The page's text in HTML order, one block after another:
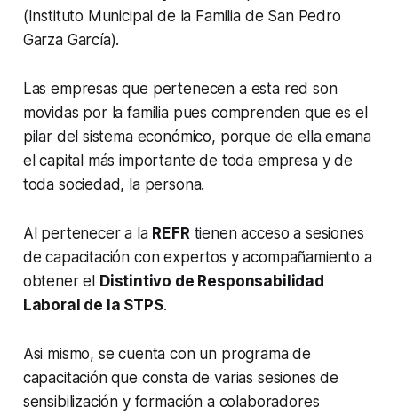
(Instituto Municipal de la Familia de San Pedro
Garza García).
Las empresas que pertenecen a esta red son
movidas por la familia pues comprenden que es el
pilar del sistema económico, porque de ella emana
el capital más importante de toda empresa y de
toda sociedad, la persona.
Al pertenecer a la REFR tienen acceso a sesiones
de capacitación con expertos y acompañamiento a
obtener el Distintivo de Responsabilidad
Laboral de la STPS.
Asi mismo, se cuenta con un programa de
capacitación que consta de varias sesiones de
sensibilización y formación a colaboradores